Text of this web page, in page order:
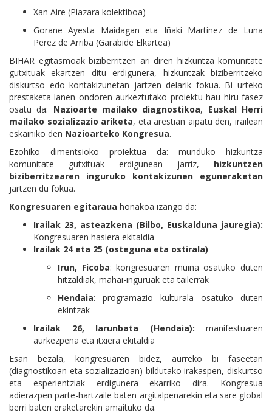
Xan Aire (Plazara kolektiboa)
Gorane Ayesta Maidagan eta Iñaki Martinez de Luna
Perez de Arriba (Garabide Elkartea)​
BIHAR egitasmoak biziberritzen ari diren hizkuntza komunitate
gutxituak ekartzen ditu erdigunera, hizkuntzak biziberritzeko
diskurtso edo kontakizunetan jartzen delarik fokua. Bi urteko
prestaketa lanen ondoren aurkeztutako proiektu hau hiru fasez
osatu da: Nazioarte mailako diagnostikoa, Euskal Herri
mailako sozializazio ariketa, eta arestian aipatu den, irailean
eskainiko den Nazioarteko Kongresua.
Ezohiko dimentsioko proiektua da: munduko hizkuntza
komunitate gutxituak erdigunean jarriz, hizkuntzen
biziberritzearen inguruko kontakizunen eguneraketan
jartzen du fokua.
Kongresuaren egitaraua honakoa izango da:
Irailak 23, asteazkena (Bilbo, Euskalduna jauregia):
Kongresuaren hasiera ekitaldia
Irailak 24 eta 25 (osteguna eta ostirala)
Irun, Ficoba: kongresuaren muina osatuko duten
hitzaldiak, mahai-inguruak eta tailerrak
Hendaia: programazio kulturala osatuko duten
ekintzak
Irailak 26, larunbata (Hendaia):
manifestuaren
aurkezpena eta itxiera ekitaldia
​Esan bezala, kongresuaren bidez, aurreko bi faseetan
(diagnostikoan eta sozializazioan) bildutako irakaspen, diskurtso
eta esperientziak erdigunera ekarriko dira. Kongresua
adierazpen parte-hartzaile baten argitalpenarekin eta sare global
berri baten eraketarekin amaituko da.